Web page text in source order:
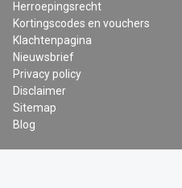
Herroepingsrecht
Kortingscodes en vouchers
Klachtenpagina
Nieuwsbrief
Privacy policy
Disclaimer
Sitemap
Blog